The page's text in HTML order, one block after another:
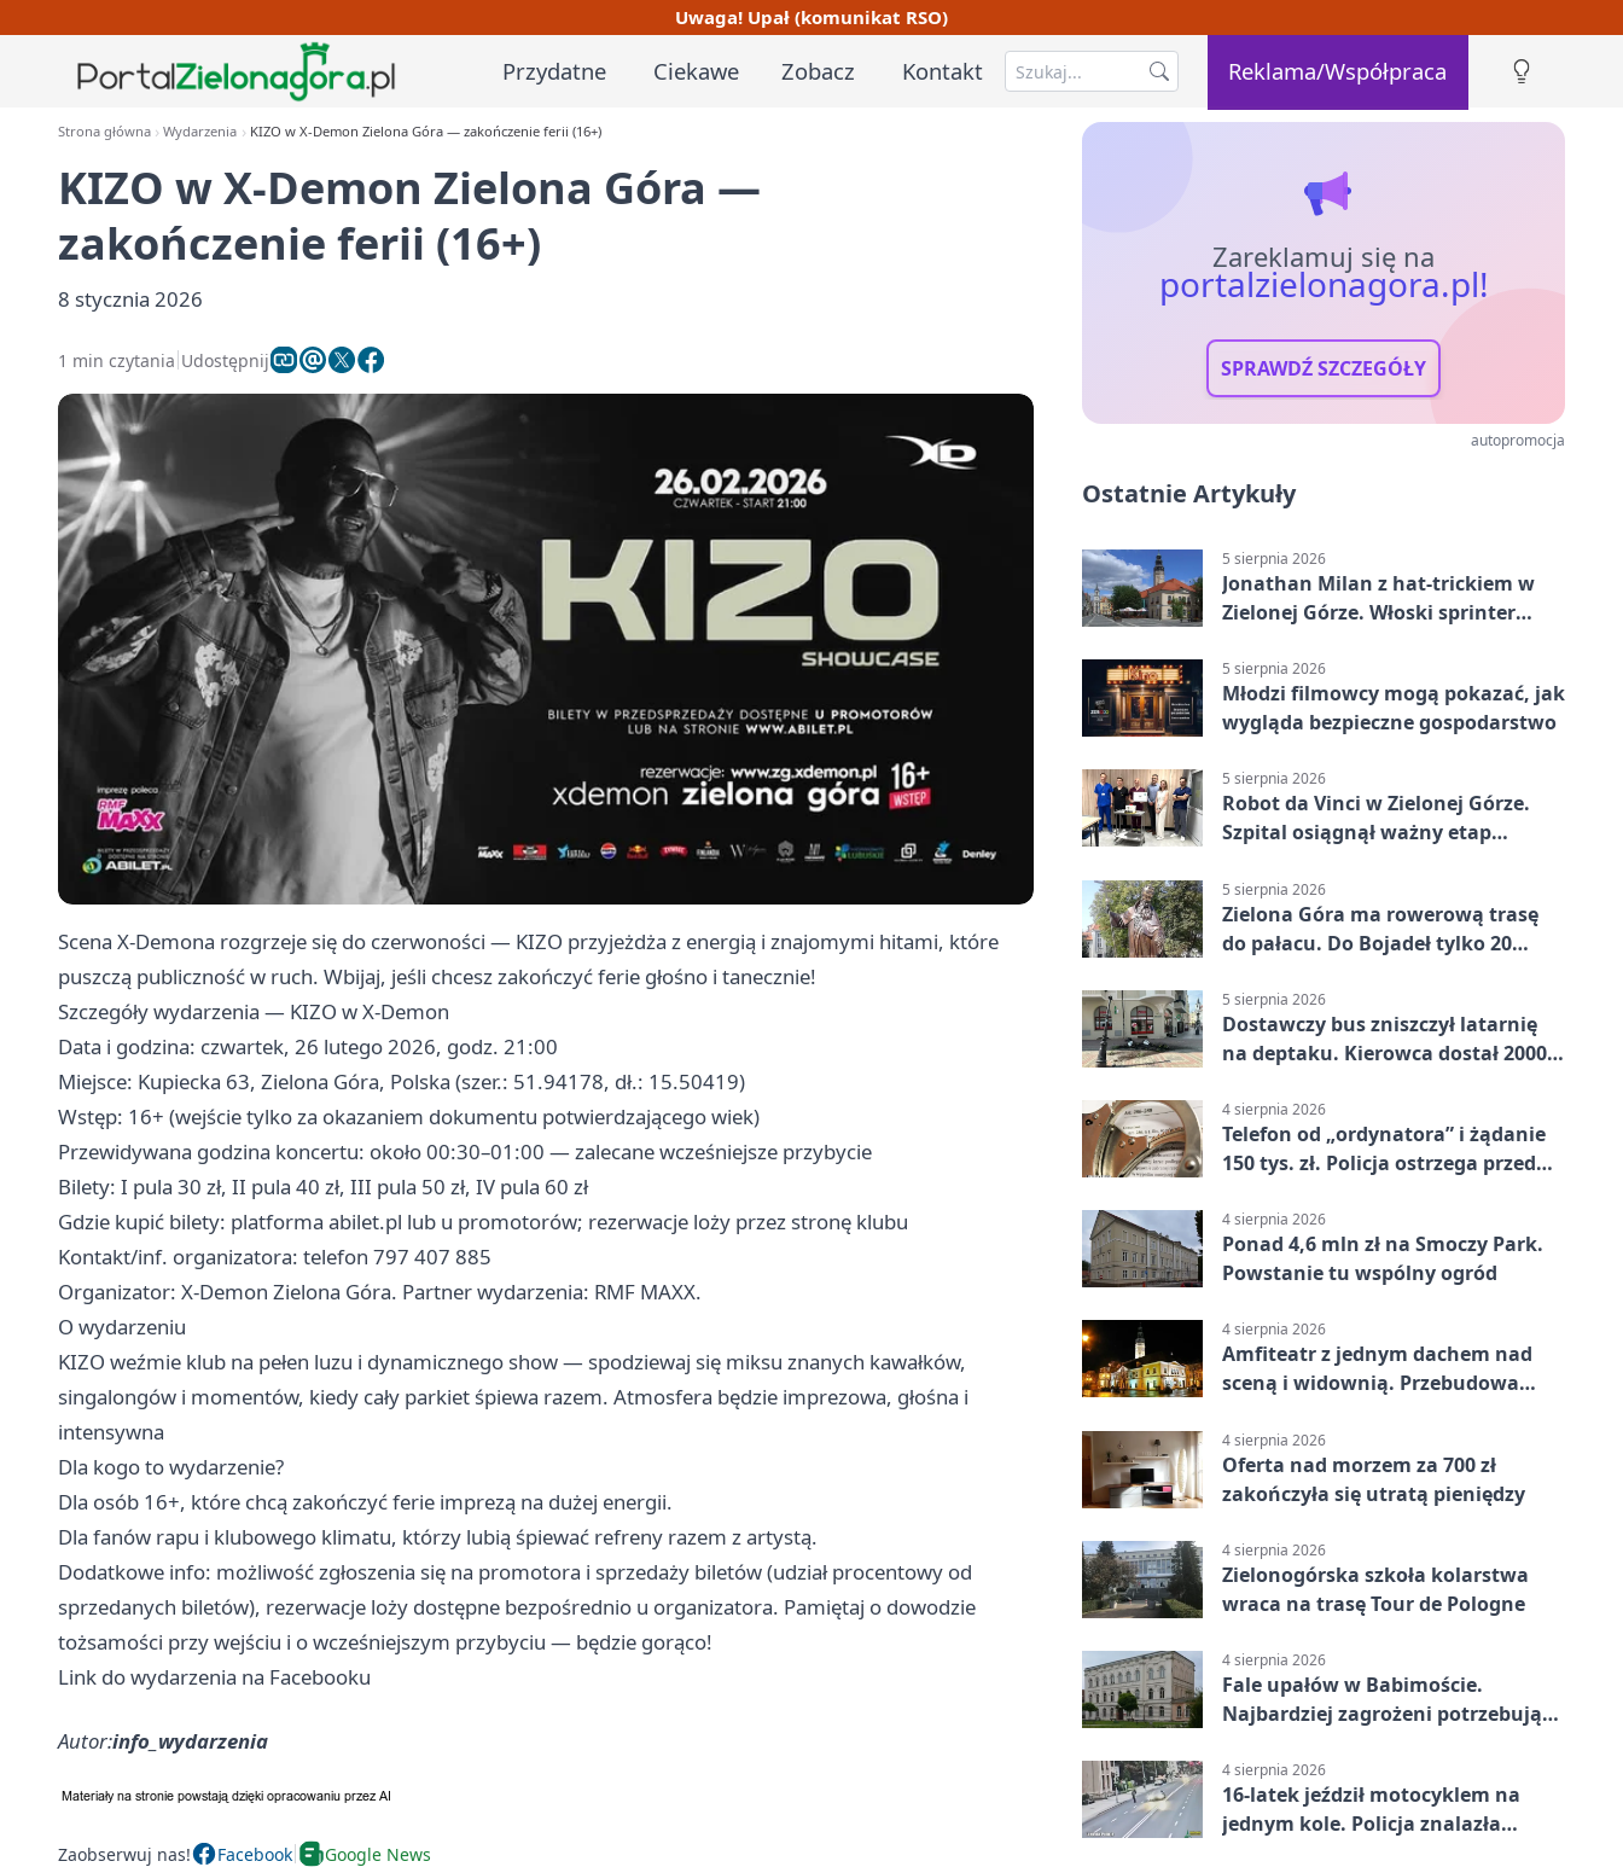
Uwaga! Upał (komunikat RSO)
Przydatne Ciekawe Zobacz Kontakt Reklama/Współpraca
Strona główna Wydarzenia KIZO w X‑Demon Zielona Góra — zakończenie ferii (16+)
KIZO w X‑Demon Zielona Góra —
zakończenie ferii (16+)
8 stycznia 2026
1 min czytania Udostępnij
Scena X‑Demona rozgrzeje się do czerwoności — KIZO przyjeżdża z energią i znajomymi hitami, które
puszczą publiczność w ruch. Wbijaj, jeśli chcesz zakończyć ferie głośno i tanecznie!
Szczegóły wydarzenia — KIZO w X‑Demon
Data i godzina: czwartek, 26 lutego 2026, godz. 21:00
Miejsce: Kupiecka 63, Zielona Góra, Polska (szer.: 51.94178, dł.: 15.50419)
Wstęp: 16+ (wejście tylko za okazaniem dokumentu potwierdzającego wiek)
Przewidywana godzina koncertu: około 00:30–01:00 — zalecane wcześniejsze przybycie
Bilety: I pula 30 zł, II pula 40 zł, III pula 50 zł, IV pula 60 zł
Gdzie kupić bilety: platforma abilet.pl lub u promotorów; rezerwacje loży przez stronę klubu
Kontakt/inf. organizatora: telefon 797 407 885
Organizator: X‑Demon Zielona Góra. Partner wydarzenia: RMF MAXX.
O wydarzeniu
KIZO weźmie klub na pełen luzu i dynamicznego show — spodziewaj się miksu znanych kawałków,
singalongów i momentów, kiedy cały parkiet śpiewa razem. Atmosfera będzie imprezowa, głośna i
intensywna
Dla kogo to wydarzenie?
Dla osób 16+, które chcą zakończyć ferie imprezą na dużej energii.
Dla fanów rapu i klubowego klimatu, którzy lubią śpiewać refreny razem z artystą.
Dodatkowe info: możliwość zgłoszenia się na promotora i sprzedaży biletów (udział procentowy od
sprzedanych biletów), rezerwacje loży dostępne bezpośrednio u organizatora. Pamiętaj o dowodzie
tożsamości przy wejściu i o wcześniejszym przybyciu — będzie gorąco!
Link do wydarzenia na Facebooku
Autor:info_wydarzenia
Zaobserwuj nas! Facebook Google News
Zareklamuj się na
portalzielonagora.pl!
SPRAWDŹ SZCZEGÓŁY
autopromocja
Ostatnie Artykuły
5 sierpnia 2026
Jonathan Milan z hat-trickiem w
Zielonej Górze. Włoski sprinter
5 sierpnia 2026
Młodzi filmowcy mogą pokazać, jak
wygląda bezpieczne gospodarstwo
5 sierpnia 2026
Robot da Vinci w Zielonej Górze.
Szpital osiągnął ważny etap
5 sierpnia 2026
Zielona Góra ma rowerową trasę
do pałacu. Do Bojadeł tylko 20
5 sierpnia 2026
Dostawczy bus zniszczył latarnię
na deptaku. Kierowca dostał 2000
4 sierpnia 2026
Telefon od „ordynatora” i żądanie
150 tys. zł. Policja ostrzega przed
4 sierpnia 2026
Ponad 4,6 mln zł na Smoczy Park.
Powstanie tu wspólny ogród
4 sierpnia 2026
Amfiteatr z jednym dachem nad
sceną i widownią. Przebudowa
4 sierpnia 2026
Oferta nad morzem za 700 zł
zakończyła się utratą pieniędzy
4 sierpnia 2026
Zielonogórska szkoła kolarstwa
wraca na trasę Tour de Pologne
4 sierpnia 2026
Fale upałów w Babimoście.
Najbardziej zagrożeni potrzebują
4 sierpnia 2026
16-latek jeździł motocyklem na
jednym kole. Policja znalazła